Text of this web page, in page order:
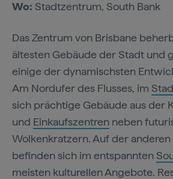
Wo: Stadtzentrum, South Bank
Das Zentrum von Brisbane
ältesten Gebäude der Stadt und
einige der dynamischsten
Am Nordufer des Flusses, im
sich prächtige Gebäude aus der
und Einkaufszentren neben
Wolkenkratzern. Auf der anderen
befinden sich im entspannten
meisten kulturellen Angebote.